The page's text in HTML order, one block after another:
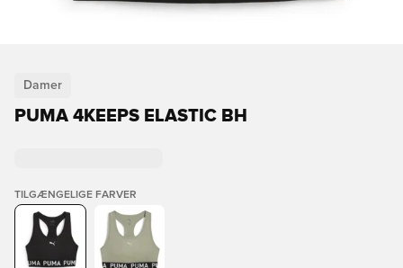
Damer
PUMA 4KEEPS ELASTIC BH
TILGÆNGELIGE FARVER